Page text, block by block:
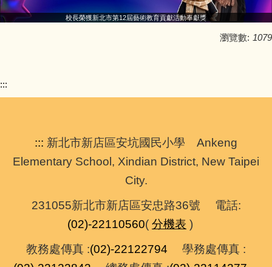
校長榮獲新北市第12屆藝術教育貢獻活動奉獻獎
瀏覽數: 1079
:::
::: 新北市新店區安坑國民小學 Ankeng
Elementary School, Xindian District, New Taipei
City.
231055新北市新店區安忠路36號 電話:
(02)-22110560( 分機表 )
教務處傳真 :(02)-22122794 學務處傳真 :